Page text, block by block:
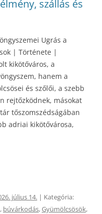
szállás és
Ugrás a
| Története |
kikötőváros, a
hanem a
és szőlői, a szebb
rejtőzködnek, másokat
tőszomszédságában
adriai kikötővárosa,
július 14. | Kategória:
, búvárkodás,Gyümölcsösök,